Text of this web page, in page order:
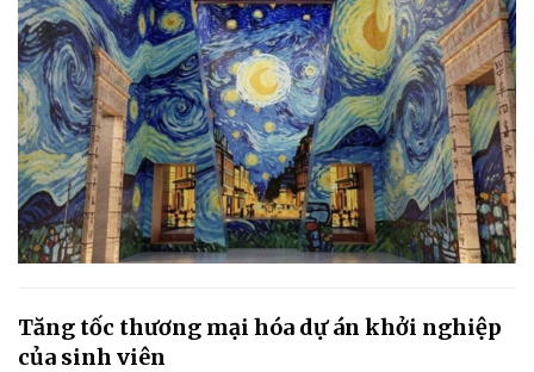
Tăng tốc thương mại hóa dự án khởi nghiệp
của sinh viên